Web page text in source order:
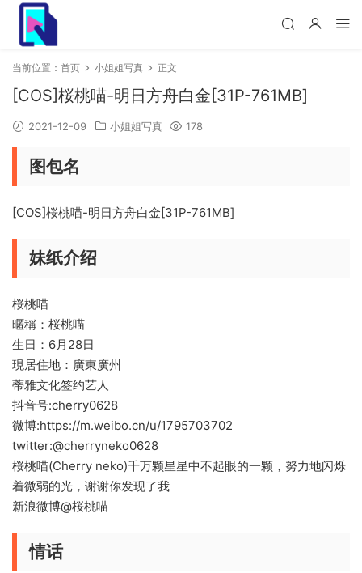
当前位置： 首页 小姐姐写真 正文
[COS]桜桃喵-明日方舟白金[31P-761MB]
2021-12-09 小姐姐写真 178
图包名
[COS]桜桃喵-明日方舟白金[31P-761MB]
妹纸介绍
桜桃喵
暱稱：桜桃喵
生日：6月28日
現居住地：廣東廣州
蒂雅文化签约艺人
抖音号:cherry0628
微博:https://m.weibo.cn/u/1795703702
twitter:@cherryneko0628
桜桃喵(Cherry neko)千万颗星星中不起眼的一颗，努力地闪烁
着微弱的光，谢谢你发现了我
新浪微博@桜桃喵
情话